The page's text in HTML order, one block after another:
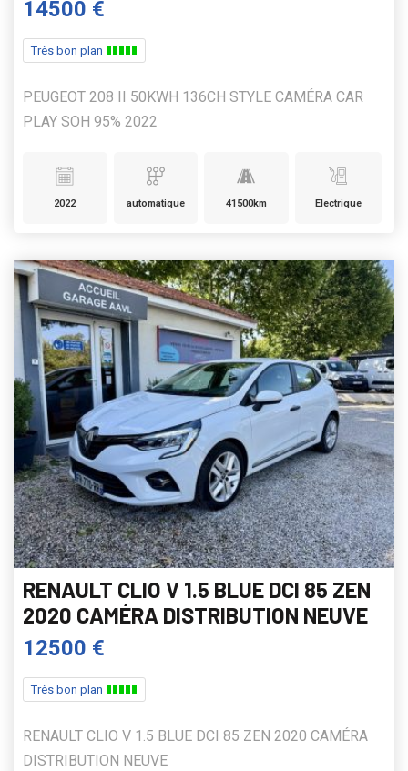
14500 €
Très bon plan
PEUGEOT 208 II 50KWH 136CH STYLE CAMÉRA CAR
PLAY SOH 95% 2022
2022 automatique 41500km Electrique
RENAULT CLIO V 1.5 BLUE DCI 85 ZEN
2020 CAMÉRA DISTRIBUTION NEUVE
12500 €
Très bon plan
RENAULT CLIO V 1.5 BLUE DCI 85 ZEN 2020 CAMÉRA
DISTRIBUTION NEUVE